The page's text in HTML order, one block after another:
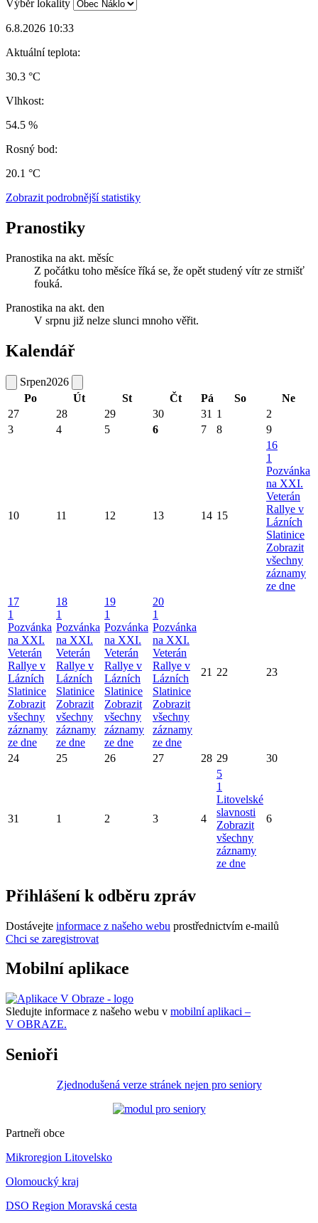
Výběr lokality
6.8.2026 10:33
Aktuální teplota:
30.3 °C
Vlhkost:
54.5 %
Rosný bod:
20.1 °C
Zobrazit podrobnější statistiky
Pranostiky
Pranostika na akt. měsíc
Z počátku toho měsíce říká se, že opět studený vítr ze strnišť
fouká.
Pranostika na akt. den
V srpnu již nelze slunci mnoho věřit.
Kalendář
Srpen2026
Po
Út St Čt Pá So
Ne
27
28 29 30 31 1
2
3
4 5 6 7 8 9
10 11 12 13 14 15
16
1
Pozvánka
na XXI.
Veterán
Rallye v
Lázních
Slatinice
Zobrazit
všechny
záznamy
ze dne
17
1
Pozvánka
na XXI.
Veterán
Rallye v
Lázních
Slatinice
Zobrazit
všechny
záznamy
ze dne
18
1
Pozvánka
na XXI.
Veterán
Rallye v
Lázních
Slatinice
Zobrazit
všechny
záznamy
ze dne
19
1
Pozvánka
na XXI.
Veterán
Rallye v
Lázních
Slatinice
Zobrazit
všechny
záznamy
ze dne
20
1
Pozvánka
na XXI.
Veterán
Rallye v
Lázních
Slatinice
Zobrazit
všechny
záznamy
ze dne
21 22 23
24 25 26 27 28 29 30
31 1 2 3 4
5
1
Litovelské
slavnosti
Zobrazit
všechny
záznamy
ze dne
6
Přihlášení k odběru zpráv
Dostávejte informace z našeho webu prostřednictvím e-mailů
Chci se zaregistrovat
Mobilní aplikace
Sledujte informace z našeho webu v mobilní aplikaci –
V OBRAZE.
Senioři
Zjednodušená verze stránek nejen pro seniory
Partneři obce
Mikroregion Litovelsko
Olomoucký kraj
DSO Region Moravská cesta